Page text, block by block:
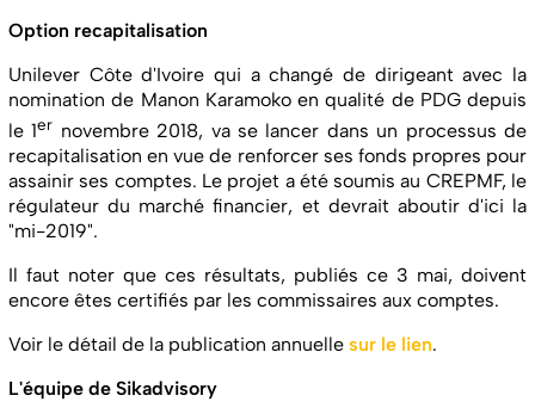
Option recapitalisation
Unilever Côte d'Ivoire qui a changé de dirigeant avec la
nomination de Manon Karamoko en qualité de PDG depuis
le 1er novembre 2018, va se lancer dans un processus de
recapitalisation en vue de renforcer ses fonds propres pour
assainir ses comptes. Le projet a été soumis au CREPMF, le
régulateur du marché financier, et devrait aboutir d'ici la
"mi-2019".
Il faut noter que ces résultats, publiés ce 3 mai, doivent
encore êtes certifiés par les commissaires aux comptes.
Voir le détail de la publication annuelle sur le lien.
L'équipe de Sikadvisory